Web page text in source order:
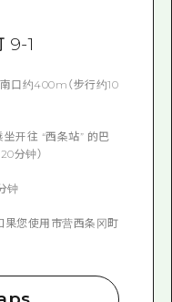
9-1
口约400m（步行约10
开往 “西条站” 的巴
分钟）
钟
果您使用市营西条冈町